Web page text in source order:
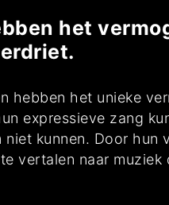
het
hebben het unieke
expressieve zang
niet kunnen. Door
vertalen naar